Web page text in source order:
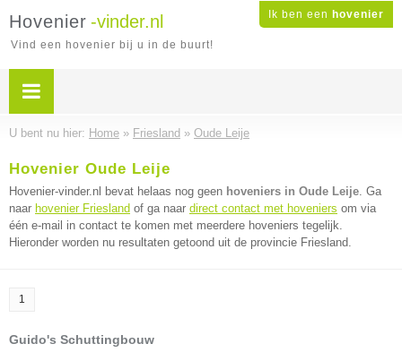
Ik ben een hovenier
Hovenier -vinder.nl
Vind een hovenier bij u in de buurt!
U bent nu hier: Home » Friesland » Oude Leije
Hovenier Oude Leije
Hovenier-vinder.nl bevat helaas nog geen hoveniers in Oude Leije. Ga
naar hovenier Friesland of ga naar direct contact met hoveniers om via
één e-mail in contact te komen met meerdere hoveniers tegelijk.
Hieronder worden nu resultaten getoond uit de provincie Friesland.
1
Guido's Schuttingbouw